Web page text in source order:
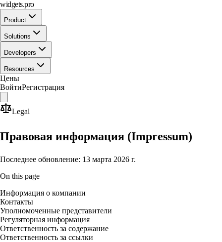
widgets.pro
Product
Solutions
Developers
Resources
Цены
ВойтиРегистрация
Legal
Правовая информация (Impressum)
Последнее обновление: 13 марта 2026 г.
On this page
Информация о компании
Контакты
Уполномоченные представители
Регуляторная информация
Ответственность за содержание
Ответственность за ссылки